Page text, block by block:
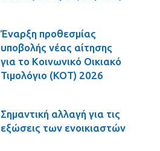
Έναρξη προθεσμίας
υποβολής νέας αίτησης
για το Κοινωνικό Οικιακό
Τιμολόγιο (ΚΟΤ) 2026
Σημαντική αλλαγή για τις
εξώσεις των ενοικιαστών